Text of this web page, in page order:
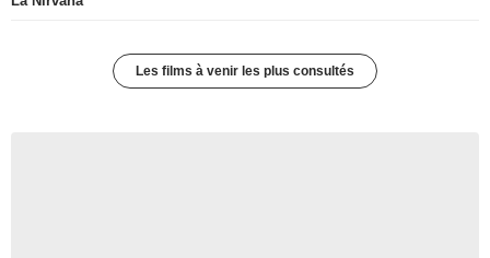
Les films à venir les plus consultés